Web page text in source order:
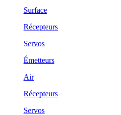
Surface
Récepteurs
Servos
Émetteurs
Air
Récepteurs
Servos